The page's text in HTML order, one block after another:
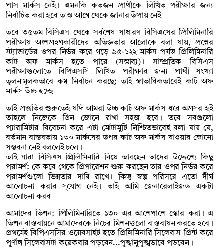
পাস মার্কস নেই। এমনকি কতজন প্রার্থীকে লিখিত পরীক্ষার জন্য
নির্বাচিত করা হবে তাও আগে থেকে জানার উপায় নেই
তবে ৩৫তম বিসিএস থেকে সর্বশেষ সাধারণ বিসিএসের প্রিলিমিনারি
পরীক্ষায় অংশগ্রহণকারীদের অভিজ্ঞতার আলোকে বলা যায়, প্রশ্নের
স্ট্যান্ডার্ডের ওপর নির্ভর করে গড়ে ৯৫-১২২ মার্কস পর্যন্ত প্রিলিমিনারি
কাট অফ মার্কস হতে পারে (সম্ভাব্য)। সাম্প্রতিক বিসিএস
পরীক্ষাগুলোতে বিপিএসসি লিখিত পরীক্ষার জন্য প্রার্থী সংখ্যা
তুলনামূলকভাবে কম নির্বাচন করছে; তাই স্বাভাবিকভাবেই কাট অফ
মার্কস উচ্চ হচ্ছে
তাই প্রস্তুতির শুরুতেই যদি আমরা উচ্চ কাট অফ মার্কস ধরে অগ্রসর হই
তাহলে নিজেকে গ্রিন জোনে রাখা সহজ হবে। তবে সবগুলো
প্যারামিটার বিবেচনা করে এটা মোটামুটি নিশ্চিতভাবেই বলা যায় যে,
বর্তমান বাস্তবতায় ১৩০ মার্কসের উপর কাট অফ মার্কস যাওয়ার কোনো
সম্ভবনা নেই বললেই চলে।
তাই যারা বিসিএস প্রিলিমিনারি নিয়ে ভাবছেন তাদের উদ্দেশ্যে কিছু
পরামর্শ: কে কবে থেকে প্রিপারেশন শুরু করছেন তার ওপর নির্ভর করে
পরামর্শগুলো ভিন্নতার দাবি রাখে। কিন্তু স্বল্প পরিসরে এতো দীর্ঘ
আলোচনা করার সুযোগ নেই। তাই আমি জেনারেলাইজড একটা
আলোচনা করব
আমাদের ভিশন: প্রিলিমিনারিতে ১৩০ এর আশেপাশে স্কোর করা। এ
ভিশন বাস্তবায়নে আমাদেরকে নিচের মিশনগুলো বাস্তবায়ন করতে হবে।
প্রথমেই বিপিএসসির ওয়েবসাইট হতে প্রিলিমিনারি সিলেবাস প্রিন্ট করে
পূর্ণাঙ্গ সিলেবাসটা কয়েকবার পড়বেন...পুঙ্খানুপুঙ্খভাবে পড়বেন।